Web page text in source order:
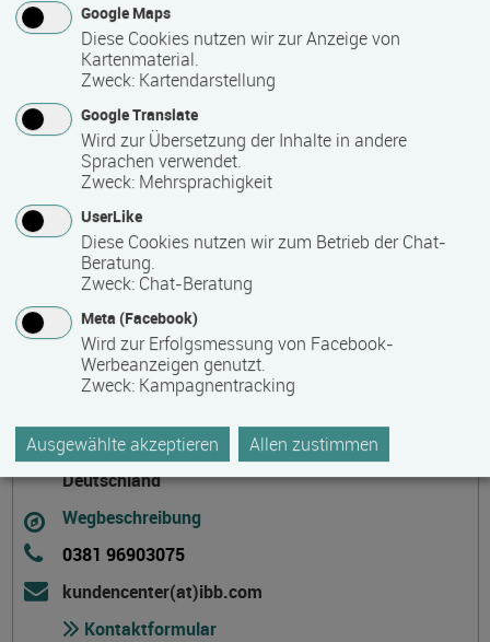
IBB Institut für Berufliche Bildung AG
Bebelstraße 40
21614 Buxtehude
Deutschland
0381 96903075
kundencenter(at)ibb.com
Kontaktformular
https://www.ibb.com
Weitere Kontakte
Institut für Berufliche Bildung Rostock
Strandstraße 25
18055 Rostock
Deutschland
Wegbeschreibung
0381 96903075
kundencenter(at)ibb.com
Kontaktformular
Google Maps
Diese Cookies nutzen wir zur Anzeige von
Kartenmaterial.
Zweck: Kartendarstellung
Google Translate
Wird zur Übersetzung der Inhalte in andere
Sprachen verwendet.
Zweck: Mehrsprachigkeit
UserLike
Diese Cookies nutzen wir zum Betrieb der Chat-
Beratung.
Zweck: Chat-Beratung
Meta (Facebook)
Wird zur Erfolgsmessung von Facebook-
Werbeanzeigen genutzt.
Zweck: Kampagnentracking
Ausgewählte akzeptieren Allen zustimmen